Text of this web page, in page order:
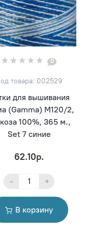
0
товара: 002529
для вышивания
(Gamma) M120/2,
100%, 365 м.,
Set 7 синие
62.10р.
- +
В корзину